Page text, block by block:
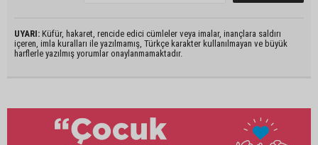
UYARI: Küfür, hakaret, rencide edici cümleler veya imalar, inançlara saldırı
içeren, imla kuralları ile yazılmamış, Türkçe karakter kullanılmayan ve büyük
harflerle yazılmış yorumlar onaylanmamaktadır.